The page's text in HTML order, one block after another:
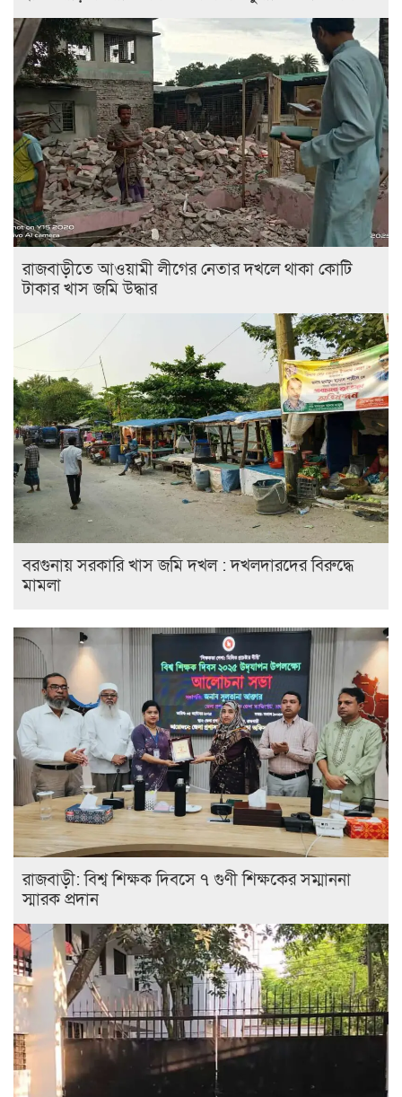
রাজবাড়ীতে আওয়ামী লীগের নেতার দখলে থাকা কোটি
টাকার খাস জমি উদ্ধার
বরগুনায় সরকারি খাস জমি দখল : দখলদারদের বিরুদ্ধে
মামলা
রাজবাড়ী: বিশ্ব শিক্ষক দিবসে ৭ গুণী শিক্ষকের সম্মাননা
স্মারক প্রদান